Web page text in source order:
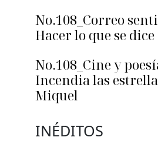
No.108_Correo
Hacer lo que se dice
No.108_Cine y
Incendia las
Miquel
INÉDITOS